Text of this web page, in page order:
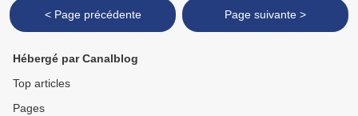
< Page précédente Page suivante >
Hébergé par Canalblog
Top articles
Pages